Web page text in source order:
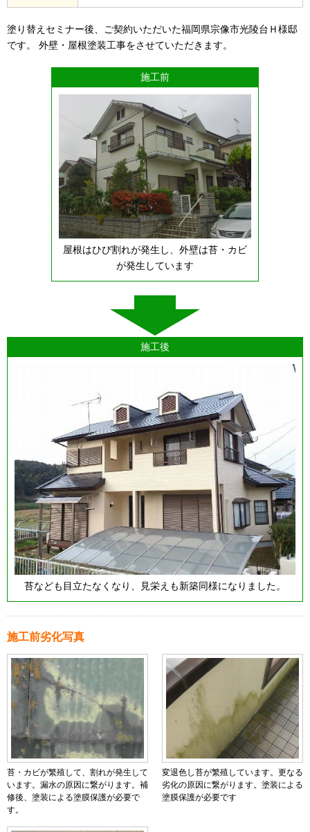
塗り替えセミナー後、ご契約いただいた福岡県宗像市光陵台Ｈ様邸
です。 外壁・屋根塗装工事をさせていただきます。
施工前
屋根はひび割れが発生し、外壁は苔・カビ
が発生しています
施工後
苔なども目立たなくなり、見栄えも新築同様になりました。
施工前劣化写真
苔・カビが繁殖して、割れが発生して
います。漏水の原因に繋がります。補
修後、塗装による塗膜保護が必要で
す。
変退色し苔が繁殖しています。更なる
劣化の原因に繋がります。塗装による
塗膜保護が必要です